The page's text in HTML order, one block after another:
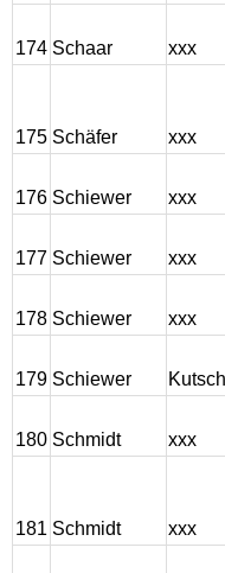
174 Schaar xxx
175 Schäfer xxx
176 Schiewer xxx
177 Schiewer xxx
178 Schiewer xxx
179 Schiewer
180 Schmidt xxx
181 Schmidt xxx